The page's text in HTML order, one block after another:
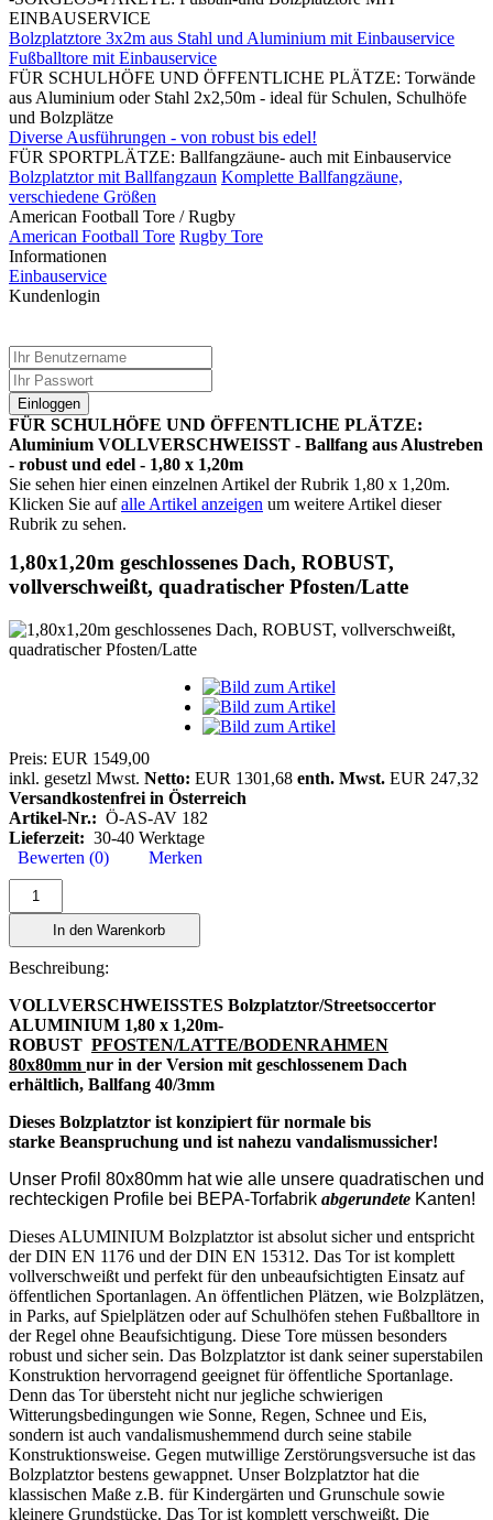
EINBAUSERVICE
Bolzplatztore 3x2m aus Stahl und Aluminium mit Einbauservice
Fußballtore mit Einbauservice
FÜR SCHULHÖFE UND ÖFFENTLICHE PLÄTZE: Torwände
aus Aluminium oder Stahl 2x2,50m - ideal für Schulen, Schulhöfe
und Bolzplätze
Diverse Ausführungen - von robust bis edel!
FÜR SPORTPLÄTZE: Ballfangzäune- auch mit Einbauservice
Bolzplatztor mit Ballfangzaun Komplette Ballfangzäune,
verschiedene Größen
American Football Tore / Rugby
American Football Tore Rugby Tore
Informationen
Einbauservice
Kundenlogin
Einloggen
FÜR SCHULHÖFE UND ÖFFENTLICHE PLÄTZE:
Aluminium VOLLVERSCHWEISST - Ballfang aus Alustreben
- robust und edel - 1,80 x 1,20m
Sie sehen hier einen einzelnen Artikel der Rubrik 1,80 x 1,20m.
Klicken Sie aufalle Artikel anzeigen um weitere Artikel dieser
Rubrik zu sehen.
1,80x1,20m geschlossenes Dach, ROBUST,
vollverschweißt, quadratischer Pfosten/Latte
Preis: EUR 1549,00
inkl. gesetzl Mwst. Netto: EUR 1301,68 enth. Mwst. EUR 247,32
Versandkostenfrei in Österreich
Artikel-Nr.: Ö-AS-AV 182
Lieferzeit: 30-40 Werktage
Bewerten (0)
Merken
In den Warenkorb
Beschreibung:
VOLLVERSCHWEISSTES Bolzplatztor/Streetsoccertor
ALUMINIUM 1,80 x 1,20m-
ROBUST PFOSTEN/LATTE/BODENRAHMEN
80x80mm nur in der Version mit geschlossenem Dach
erhältlich, Ballfang 40/3mm
Dieses Bolzplatztor ist konzipiert für normale bis
starke Beanspruchung und ist nahezu vandalismussicher!
Unser Profil 80x80mm hat wie alle unsere quadratischen und
rechteckigen Profile bei BEPA-Torfabrik abgerundete Kanten!
Dieses ALUMINIUM Bolzplatztor ist absolut sicher und entspricht
der DIN EN 1176 und der DIN EN 15312. Das Tor ist komplett
vollverschweißt und perfekt für den unbeaufsichtigten Einsatz auf
öffentlichen Sportanlagen. An öffentlichen Plätzen, wie Bolzplätzen,
in Parks, auf Spielplätzen oder auf Schulhöfen stehen Fußballtore in
der Regel ohne Beaufsichtigung. Diese Tore müssen besonders
robust und sicher sein. Das Bolzplatztor ist dank seiner superstabilen
Konstruktion hervorragend geeignet für öffentliche Sportanlage.
Denn das Tor übersteht nicht nur jegliche schwierigen
Witterungsbedingungen wie Sonne, Regen, Schnee und Eis,
sondern ist auch vandalismushemmend durch seine stabile
Konstruktionsweise. Gegen mutwillige Zerstörungsversuche ist das
Bolzplatztor bestens gewappnet. Unser Bolzplatztor hat die
klassischen Maße z.B. für Kindergärten und Grunschule sowie
kleinere Grundstücke. Das Tor ist komplett verschweißt. Die